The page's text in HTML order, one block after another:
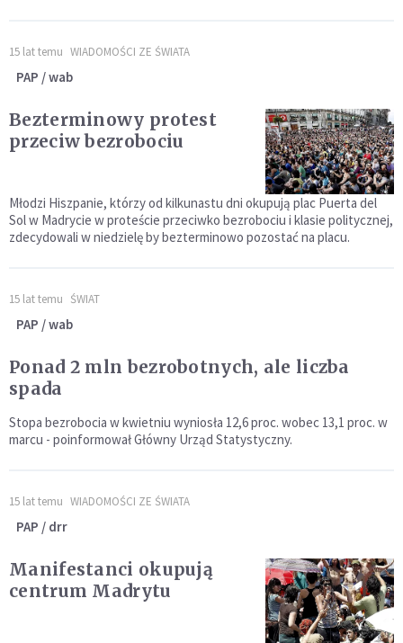
15 lat temu WIADOMOŚCI ZE ŚWIATA
PAP / wab
Bezterminowy protest
przeciw bezrobociu
Młodzi Hiszpanie, którzy od kilkunastu dni okupują plac Puerta del
Sol w Madrycie w proteście przeciwko bezrobociu i klasie politycznej,
zdecydowali w niedzielę by bezterminowo pozostać na placu.
15 lat temu ŚWIAT
PAP / wab
Ponad 2 mln bezrobotnych, ale liczba
spada
Stopa bezrobocia w kwietniu wyniosła 12,6 proc. wobec 13,1 proc. w
marcu - poinformował Główny Urząd Statystyczny.
15 lat temu WIADOMOŚCI ZE ŚWIATA
PAP / drr
Manifestanci okupują
centrum Madrytu